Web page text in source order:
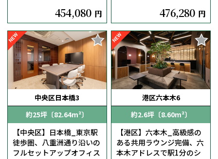
454,080 円 476,280 円
NEW
中央区日本橋3
約25坪〔82.64m²〕
【中央区】日本橋_東京駅
徒歩圏、八重洲通り沿いの
フルセットアップオフィス
NEW
港区六本木6
約2.6坪〔8.60m²〕
【港区】六本木_高級感の
ある共用ラウンジ完備、六
本木アドレスで駅1分のシ